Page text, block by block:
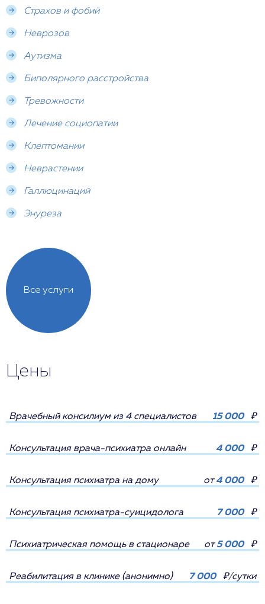
Страхов и фобий
Неврозов
Аутизма
Биполярного расстройства
Тревожности
Лечение социопатии
Клептомании
Неврастении
Галлюцинаций
Энуреза
Все услуги
Цены
Врачебный консилиум из 4 специалистов 15 000 ₽
Консультация врача-психиатра онлайн 4 000 ₽
Консультация психиатра на дому от4 000 ₽
Консультация психиатра-суицидолога 7 000 ₽
Психиатрическая помощь в стационаре от5 000 ₽
Реабилитация в клинике (анонимно) 7 000 ₽/сутки